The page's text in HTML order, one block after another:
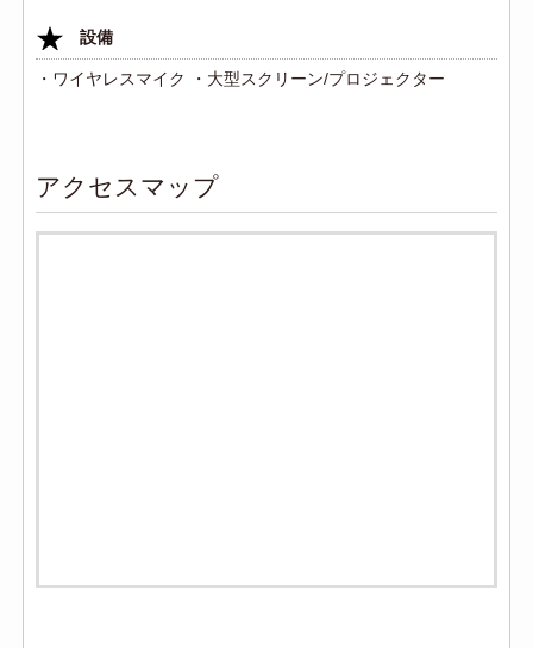
設備
・ワイヤレスマイク ・大型スクリーン/プロジェクター
アクセスマップ